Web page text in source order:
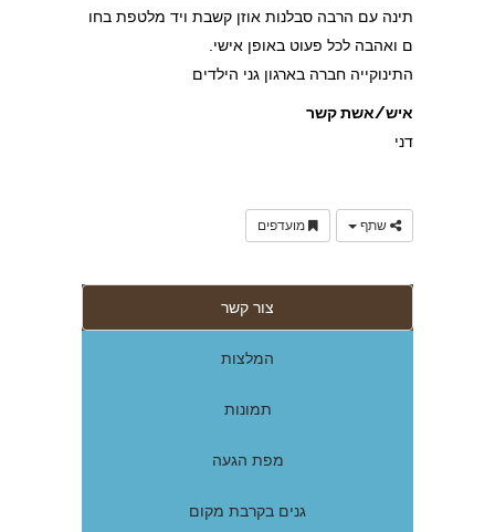
תינה עם הרבה סבלנות אוזן קשבת ויד מלטפת בחו
ם ואהבה לכל פעוט באופן אישי.
התינוקייה חברה בארגון גני הילדים
איש/אשת קשר
דני
שתף מועדפים
צור קשר
המלצות
תמונות
מפת הגעה
גנים בקרבת מקום